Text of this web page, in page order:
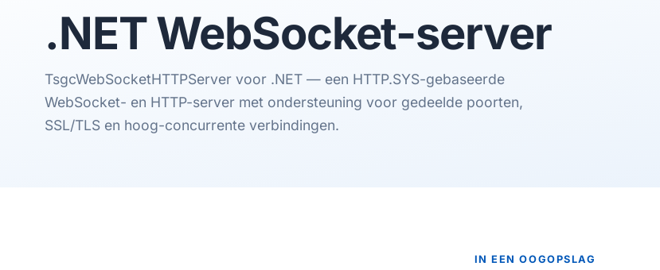
.NETWebSocket-server
TsgcWebSocketHTTPServer voor .NET — een HTTP.SYS-gebaseerde
WebSocket- en HTTP-server met ondersteuning voor gedeelde poorten,
SSL/TLS en hoog-concurrente verbindingen.
IN EEN OOGOPSLAG